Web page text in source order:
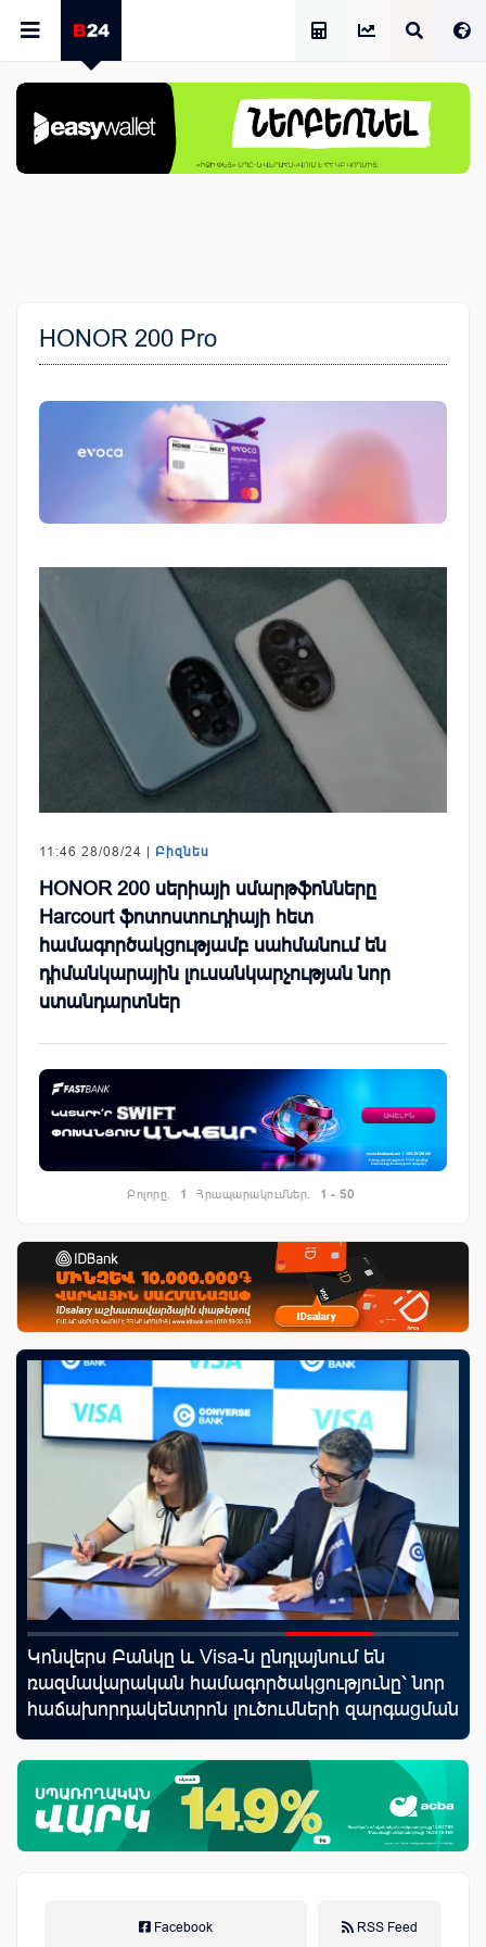
HONOR 200 Pro
11:46 28/08/24 | Բիզնես
HONOR 200 սերիայի սմարթֆոնները
Harcourt ֆոտոստուդիայի հետ
համագործակցությամբ սահմանում են
դիմանկարային լուսանկարչության նոր
ստանդարտներ
Բոլորը. 1 Հրապարակումներ. 1 - 50
Կոնվերս Բանկը և Visa-ն ընդլայնում են
ռազմավարական համագործակցությունը՝ նոր
հաճախորդակենտրոն լուծումների զարգացման
նպատակով
Facebook RSS Feed